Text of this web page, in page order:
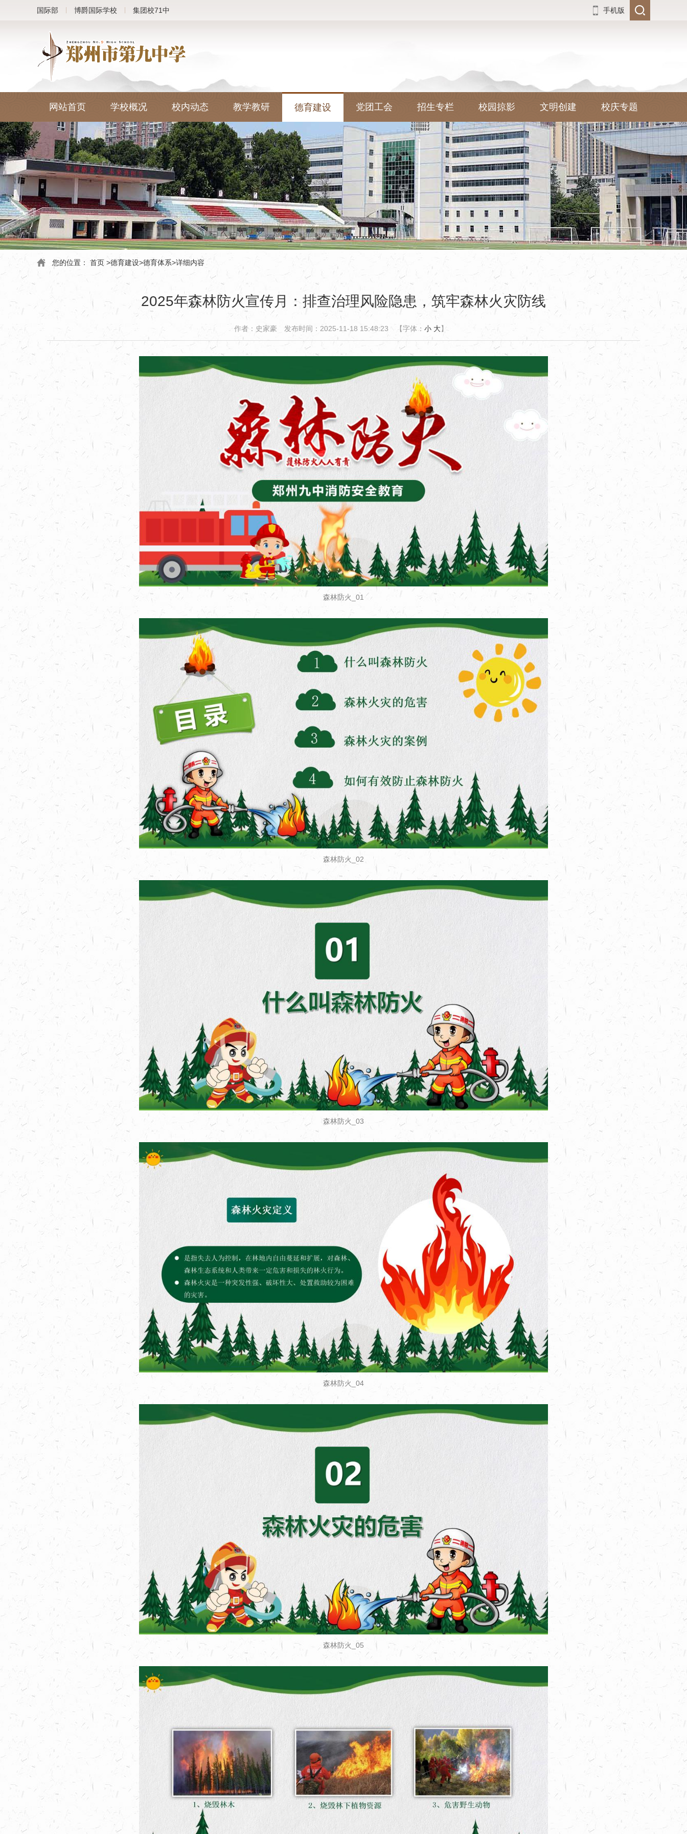
国际部 博爵国际学校 集团校71中 手机版
网站首页 学校概况 校内动态 教学教研 德育建设 党团工会 招生专栏 校园掠影 文明创建 校庆专题
您的位置： 首页 >德育建设>德育体系>详细内容
2025年森林防火宣传月：排查治理风险隐患，筑牢森林火灾防线
作者：史家豪 发布时间：2025-11-18 15:48:23 【字体： 小 大】
森林防火_01
森林防火_02
森林防火_03
森林防火_04
森林防火_05